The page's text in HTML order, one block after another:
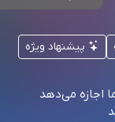
پیشنهاد ویژه
اجازه می‌دهد